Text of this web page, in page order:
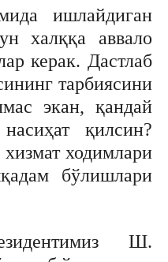
ишлайдиган
халққа аввало
керак. Дастлаб
тарбиясини
экан, қандай
қилсин?
ходимлари
бўлишлари
Ш.